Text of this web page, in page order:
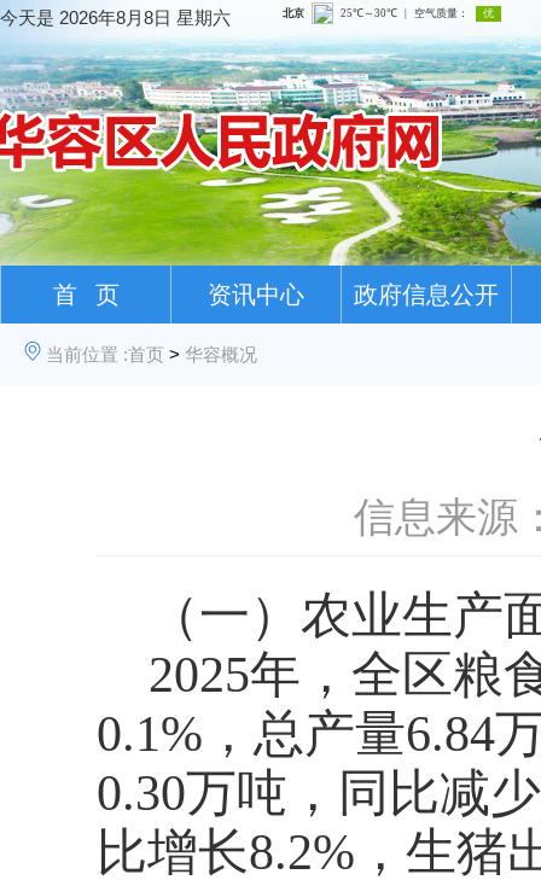
今天是 2026年8月8日 星期六
首 页 资讯中心 政府信息公开
当前位置 :首页 > 华容概况
信息来源
（一）农业生产
2025年，全区粮
0.1%，总产量6.84
0.30万吨，同比减
比增长8.2%，生猪